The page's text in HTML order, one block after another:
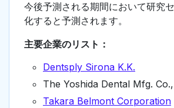
今後予測される期間において研究
化すると予測されます。
主要企業のリスト：
Dentsply Sirona K.K.
The Yoshida Dental Mfg.
Takara Belmont Corporation